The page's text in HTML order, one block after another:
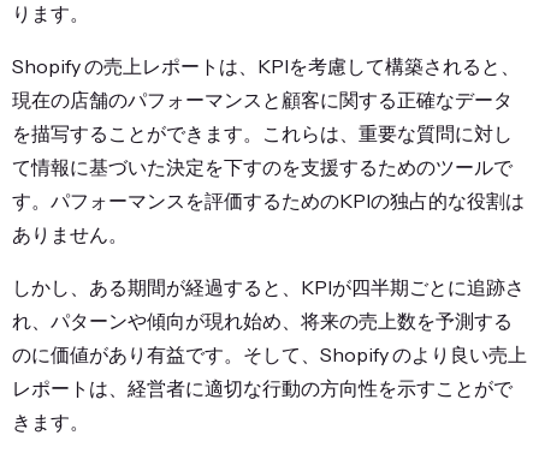
ります。
Shopify の売上レポート は、KPIを考慮して構築されると、
現在の店舗のパフォーマンスと顧客に関する正確なデータ
を描写することができます。これらは、重要な質問に対し
て情報に基づいた決定を下すのを支援するためのツールで
す。パフォーマンスを評価するためのKPIの独占的な役割は
ありません。
しかし、ある期間が経過すると、KPIが四半期ごとに追跡さ
れ、パターンや傾向が現れ始め、将来の売上数を予測する
のに価値があり有益です。そして、 Shopify のより良い売上
レポート は、経営者に適切な行動の方向性を示すことがで
きます。